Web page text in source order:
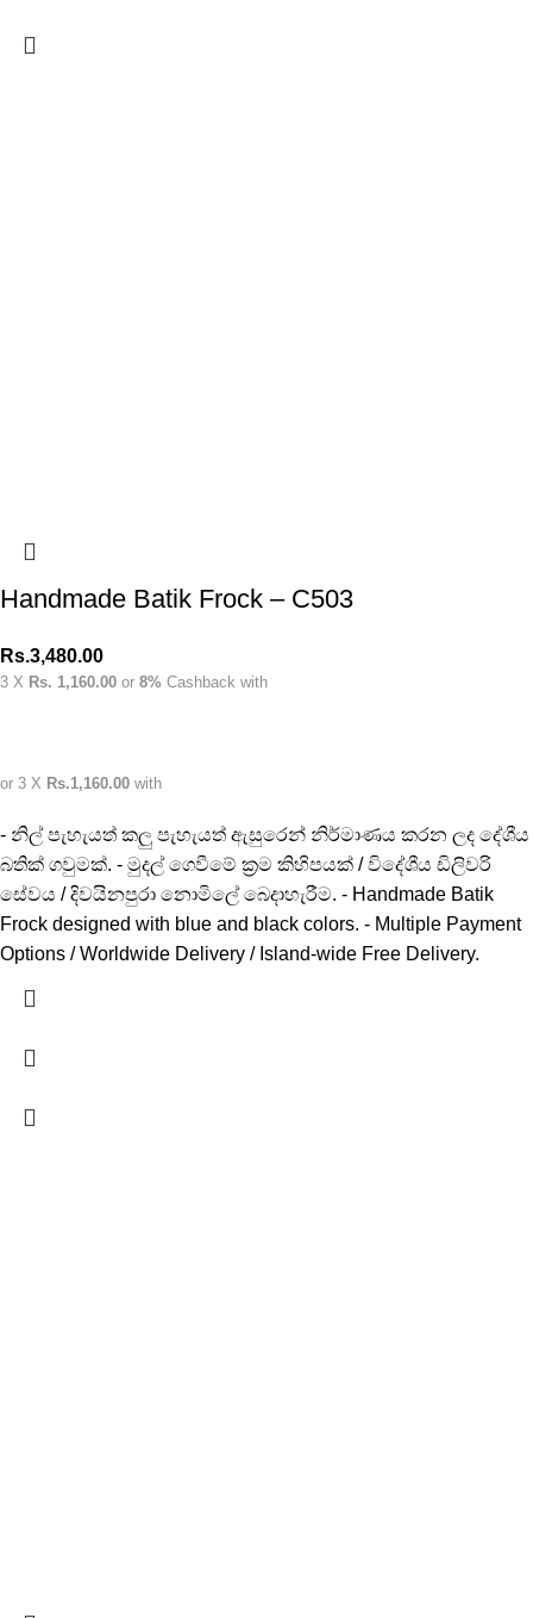
Handmade Batik Frock – C503
Rs.3,480.00
3 X Rs. 1,160.00 or 8% Cashback with
or 3 X Rs.1,160.00 with
- නිල් පැහැයත් කලු පැහැයත් ඇසුරෙන් නිර්මාණය කරන ලද දේශීය
බතික් ගවුමක්. - මුදල් ගෙවීමේ ක්‍රම කිහිපයක් / විදේශීය ඩිලිවරි
සේවය / දිවයිනපුරා නොමිලේ බෙදාහැරීම. - Handmade Batik
Frock designed with blue and black colors. - Multiple Payment
Options / Worldwide Delivery / Island-wide Free Delivery.